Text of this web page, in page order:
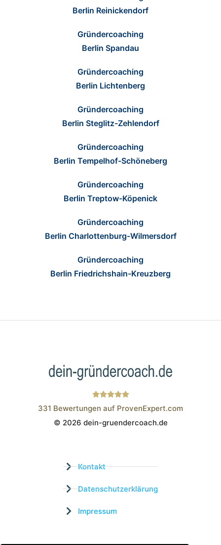
Berlin Reinickendorf
Gründercoaching
Berlin Spandau
Gründercoaching
Berlin Lichtenberg
Gründercoaching
Berlin Steglitz-Zehlendorf
Gründercoaching
Berlin Tempelhof-Schöneberg
Gründercoaching
Berlin Treptow-Köpenick
Gründercoaching
Berlin Charlottenburg-Wilmersdorf
Gründercoaching
Berlin Friedrichshain-Kreuzberg
Wistor GmbH
331 Bewertungen auf ProvenExpert.com
© 2026 dein-gruendercoach.de
Kontakt
Datenschutzerklärung
Impressum